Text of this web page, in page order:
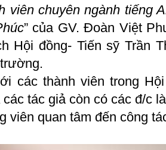
viên chuyên ngành tiếng
” của GV. Đoàn Việt
Hội đồng- Tiến sỹ Trần
các thành viên trong
tác giả còn có các đ/c
viên quan tâm đến công